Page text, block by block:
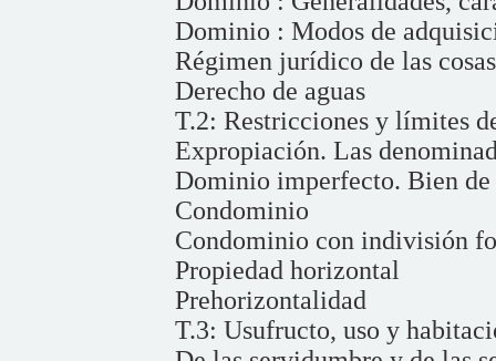
Dominio : Modos de
Régimen jurídico de las
Derecho de aguas
T.2: Restricciones y límites
Expropiación. Las
Dominio imperfecto. Bien
Condominio
Condominio con indivisión
Propiedad horizontal
Prehorizontalidad
T.3: Usufructo, uso y